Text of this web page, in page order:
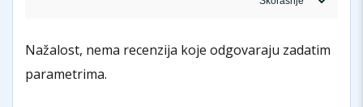
Nažalost, nema recenzija koje odgovaraju zadatim
parametrima.